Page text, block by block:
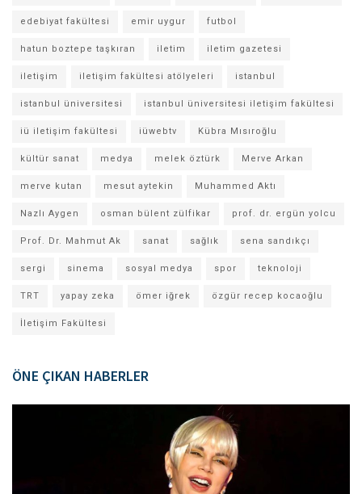
edebiyat fakültesi emir uygur futbol
hatun boztepe taşkıran iletim iletim gazetesi
iletişim iletişim fakültesi atölyeleri istanbul
istanbul üniversitesi istanbul üniversitesi iletişim fakültesi
iü iletişim fakültesi iüwebtv Kübra Mısıroğlu
kültür sanat medya melek öztürk Merve Arkan
merve kutan mesut aytekin Muhammed Aktı
Nazlı Aygen osman bülent zülfikar prof. dr. ergün yolcu
Prof. Dr. Mahmut Ak sanat sağlık sena sandıkçı
sergi sinema sosyal medya spor teknoloji
TRT yapay zeka ömer iğrek özgür recep kocaoğlu
İletişim Fakültesi
ÖNE ÇIKAN HABERLER